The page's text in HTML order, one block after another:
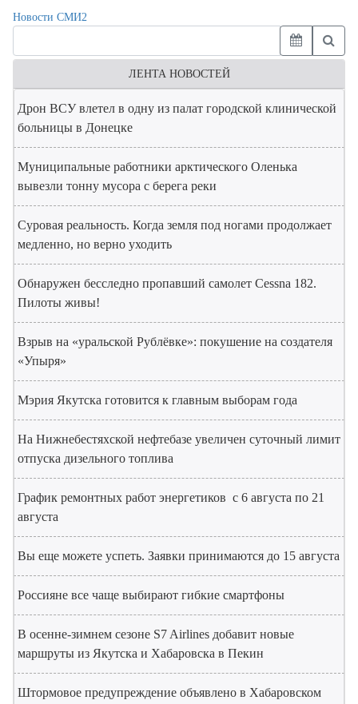
Новости СМИ2
ЛЕНТА НОВОСТЕЙ
Дрон ВСУ влетел в одну из палат городской клинической
больницы в Донецке
Муниципальные работники арктического Оленька
вывезли тонну мусора с берега реки
Суровая реальность. Когда земля под ногами продолжает
медленно, но верно уходить
Обнаружен бесследно пропавший самолет Cessna 182.
Пилоты живы!
Взрыв на «уральской Рублёвке»: покушение на создателя
«Упыря»
Мэрия Якутска готовится к главным выборам года
На Нижнебестяхской нефтебазе увеличен суточный лимит
отпуска дизельного топлива
График ремонтных работ энергетиков с 6 августа по 21
августа
Вы еще можете успеть. Заявки принимаются до 15 августа
Россияне все чаще выбирают гибкие смартфоны
В осенне-зимнем сезоне S7 Airlines добавит новые
маршруты из Якутска и Хабаровска в Пекин
Штормовое предупреждение объявлено в Хабаровском